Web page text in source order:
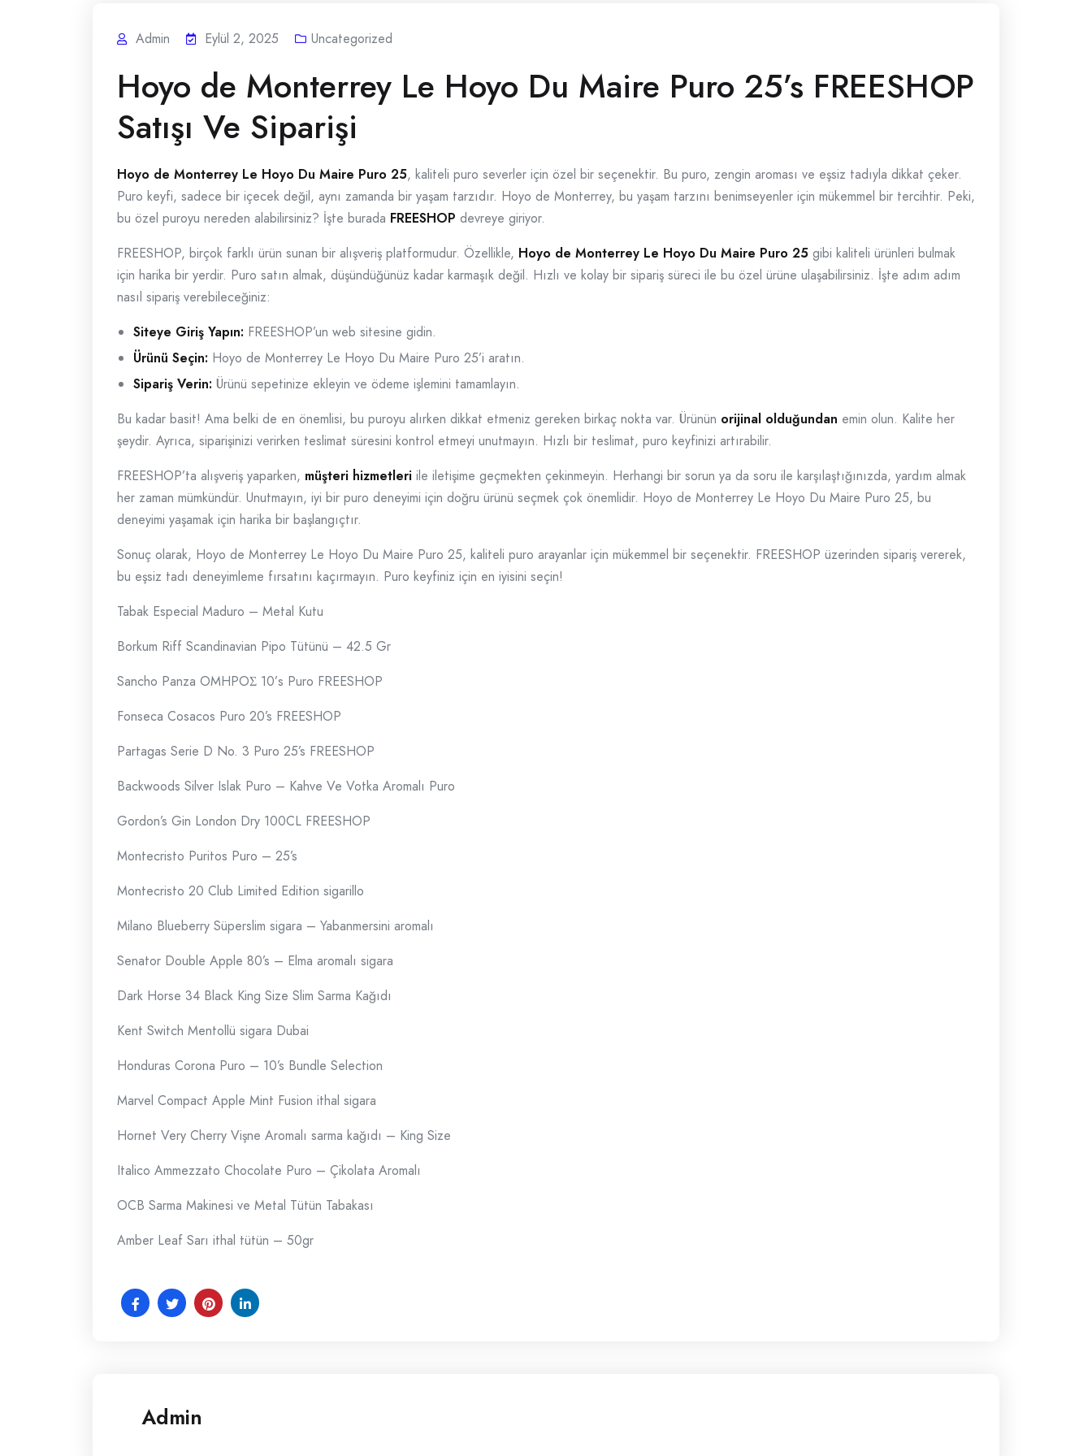
Admin Eylül 2, 2025 Uncategorized
Hoyo de Monterrey Le Hoyo Du Maire Puro 25’s FREESHOP
Satışı Ve Siparişi
Hoyo de Monterrey Le Hoyo Du Maire Puro 25, kaliteli puro severler için özel bir seçenektir. Bu puro, zengin aroması ve eşsiz tadıyla dikkat çeker.
Puro keyfi, sadece bir içecek değil, aynı zamanda bir yaşam tarzıdır. Hoyo de Monterrey, bu yaşam tarzını benimseyenler için mükemmel bir tercihtir. Peki,
bu özel puroyu nereden alabilirsiniz? İşte burada FREESHOP devreye giriyor.
FREESHOP, birçok farklı ürün sunan bir alışveriş platformudur. Özellikle, Hoyo de Monterrey Le Hoyo Du Maire Puro 25 gibi kaliteli ürünleri bulmak
için harika bir yerdir. Puro satın almak, düşündüğünüz kadar karmaşık değil. Hızlı ve kolay bir sipariş süreci ile bu özel ürüne ulaşabilirsiniz. İşte adım adım
nasıl sipariş verebileceğiniz:
Siteye Giriş Yapın: FREESHOP’un web sitesine gidin.
Ürünü Seçin: Hoyo de Monterrey Le Hoyo Du Maire Puro 25’i aratın.
Sipariş Verin: Ürünü sepetinize ekleyin ve ödeme işlemini tamamlayın.
Bu kadar basit! Ama belki de en önemlisi, bu puroyu alırken dikkat etmeniz gereken birkaç nokta var. Ürünün orijinal olduğundan emin olun. Kalite her
şeydir. Ayrıca, siparişinizi verirken teslimat süresini kontrol etmeyi unutmayın. Hızlı bir teslimat, puro keyfinizi artırabilir.
FREESHOP’ta alışveriş yaparken, müşteri hizmetleri ile iletişime geçmekten çekinmeyin. Herhangi bir sorun ya da soru ile karşılaştığınızda, yardım almak
her zaman mümkündür. Unutmayın, iyi bir puro deneyimi için doğru ürünü seçmek çok önemlidir. Hoyo de Monterrey Le Hoyo Du Maire Puro 25, bu
deneyimi yaşamak için harika bir başlangıçtır.
Sonuç olarak, Hoyo de Monterrey Le Hoyo Du Maire Puro 25, kaliteli puro arayanlar için mükemmel bir seçenektir. FREESHOP üzerinden sipariş vererek,
bu eşsiz tadı deneyimleme fırsatını kaçırmayın. Puro keyfiniz için en iyisini seçin!
Tabak Especial Maduro – Metal Kutu
Borkum Riff Scandinavian Pipo Tütünü – 42.5 Gr
Sancho Panza OMHPOΣ 10’s Puro FREESHOP
Fonseca Cosacos Puro 20’s FREESHOP
Partagas Serie D No. 3 Puro 25’s FREESHOP
Backwoods Silver Islak Puro – Kahve Ve Votka Aromalı Puro
Gordon’s Gin London Dry 100CL FREESHOP
Montecristo Puritos Puro – 25’s
Montecristo 20 Club Limited Edition sigarillo
Milano Blueberry Süperslim sigara – Yabanmersini aromalı
Senator Double Apple 80’s – Elma aromalı sigara
Dark Horse 34 Black King Size Slim Sarma Kağıdı
Kent Switch Mentollü sigara Dubai
Honduras Corona Puro – 10’s Bundle Selection
Marvel Compact Apple Mint Fusion ithal sigara
Hornet Very Cherry Vişne Aromalı sarma kağıdı – King Size
Italico Ammezzato Chocolate Puro – Çikolata Aromalı
OCB Sarma Makinesi ve Metal Tütün Tabakası
Amber Leaf Sarı ithal tütün – 50gr
Admin